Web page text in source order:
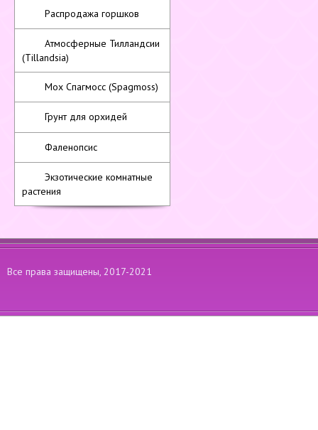
Распродажа горшков
Атмосферные Тилландсии
(Tillandsia)
Мох Спагмосс (Spagmoss)
Грунт для орхидей
Фаленопсис
Экзотические комнатные
растения
Все права защищены, 2017-2021